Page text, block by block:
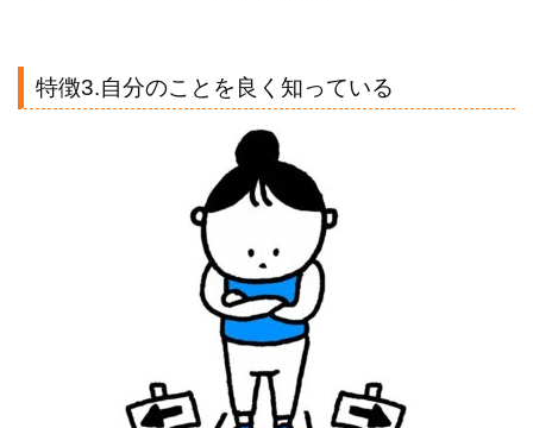
特徴3.自分のことを良く知っている